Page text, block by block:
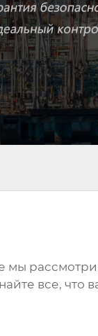
мы
все, что